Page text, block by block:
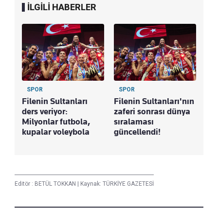
İLGİLİ HABERLER
SPOR
Filenin Sultanları
ders veriyor:
Milyonlar futbola,
kupalar voleybola
SPOR
Filenin Sultanları'nın
zaferi sonrası dünya
sıralaması
güncellendi!
Editör : BETÜL TOKKAN | Kaynak: TÜRKİYE GAZETESİ